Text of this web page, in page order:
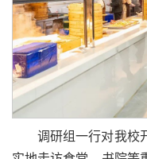
调研组一行对我校